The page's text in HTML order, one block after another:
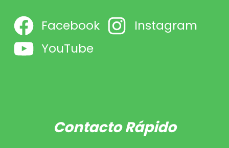
Facebook
Instagram
YouTube
Contacto Rápido